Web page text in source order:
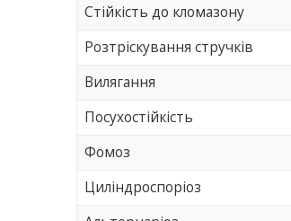
Стійкість до кломазону
Розтріскування стручків
Вилягання
Посухостійкість
Фомоз
Циліндроспоріоз